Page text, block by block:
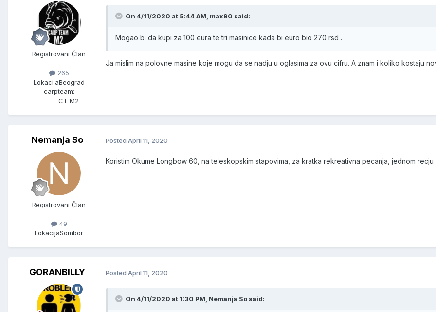
Registrovani Član
265
LokacijaBeograd
carpteam:
CT M2
On 4/11/2020 at 5:44 AM, max90 said:
Mogao bi da kupi za 100 eura te tri masinice kada bi euro bio 270 rsd .
Ja mislim na polovne masine koje mogu da se nadju u oglasima za ovu cifru. A znam i koliko kostaju
Nemanja So
Registrovani Član
49
LokacijaSombor
Posted April 11, 2020
Koristim Okume Longbow 60, na teleskopskim stapovima, za kratka rekreativna pecanja, jednom recju
GORANBILLY Posted April 11, 2020
On 4/11/2020 at 1:30 PM, Nemanja So said: